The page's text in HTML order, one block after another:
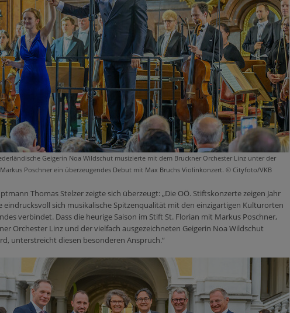
Geigerin Noa Wildschut musizierte mit dem Bruckner Orchester Linz unter der
Poschner ein überzeugendes Debut mit Max Bruchs Violinkonzert. © Cityfoto/VKB
Thomas Stelzer zeigte sich überzeugt: „Die OÖ. Stiftskonzerte zeigen Jahr
eindrucksvoll sich musikalische Spitzenqualität mit den einzigartigen Kulturorten
verbindet. Dass die heurige Saison im Stift St. Florian mit Markus Poschner,
Orchester Linz und der vielfach ausgezeichneten Geigerin Noa Wildschut
unterstreicht diesen besonderen Anspruch.“